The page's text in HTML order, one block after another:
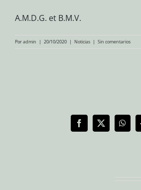
A.M.D.G. et B.M.V.
Poradmin | 20/10/2020 | Noticias | Sin comentarios
Facebook
X